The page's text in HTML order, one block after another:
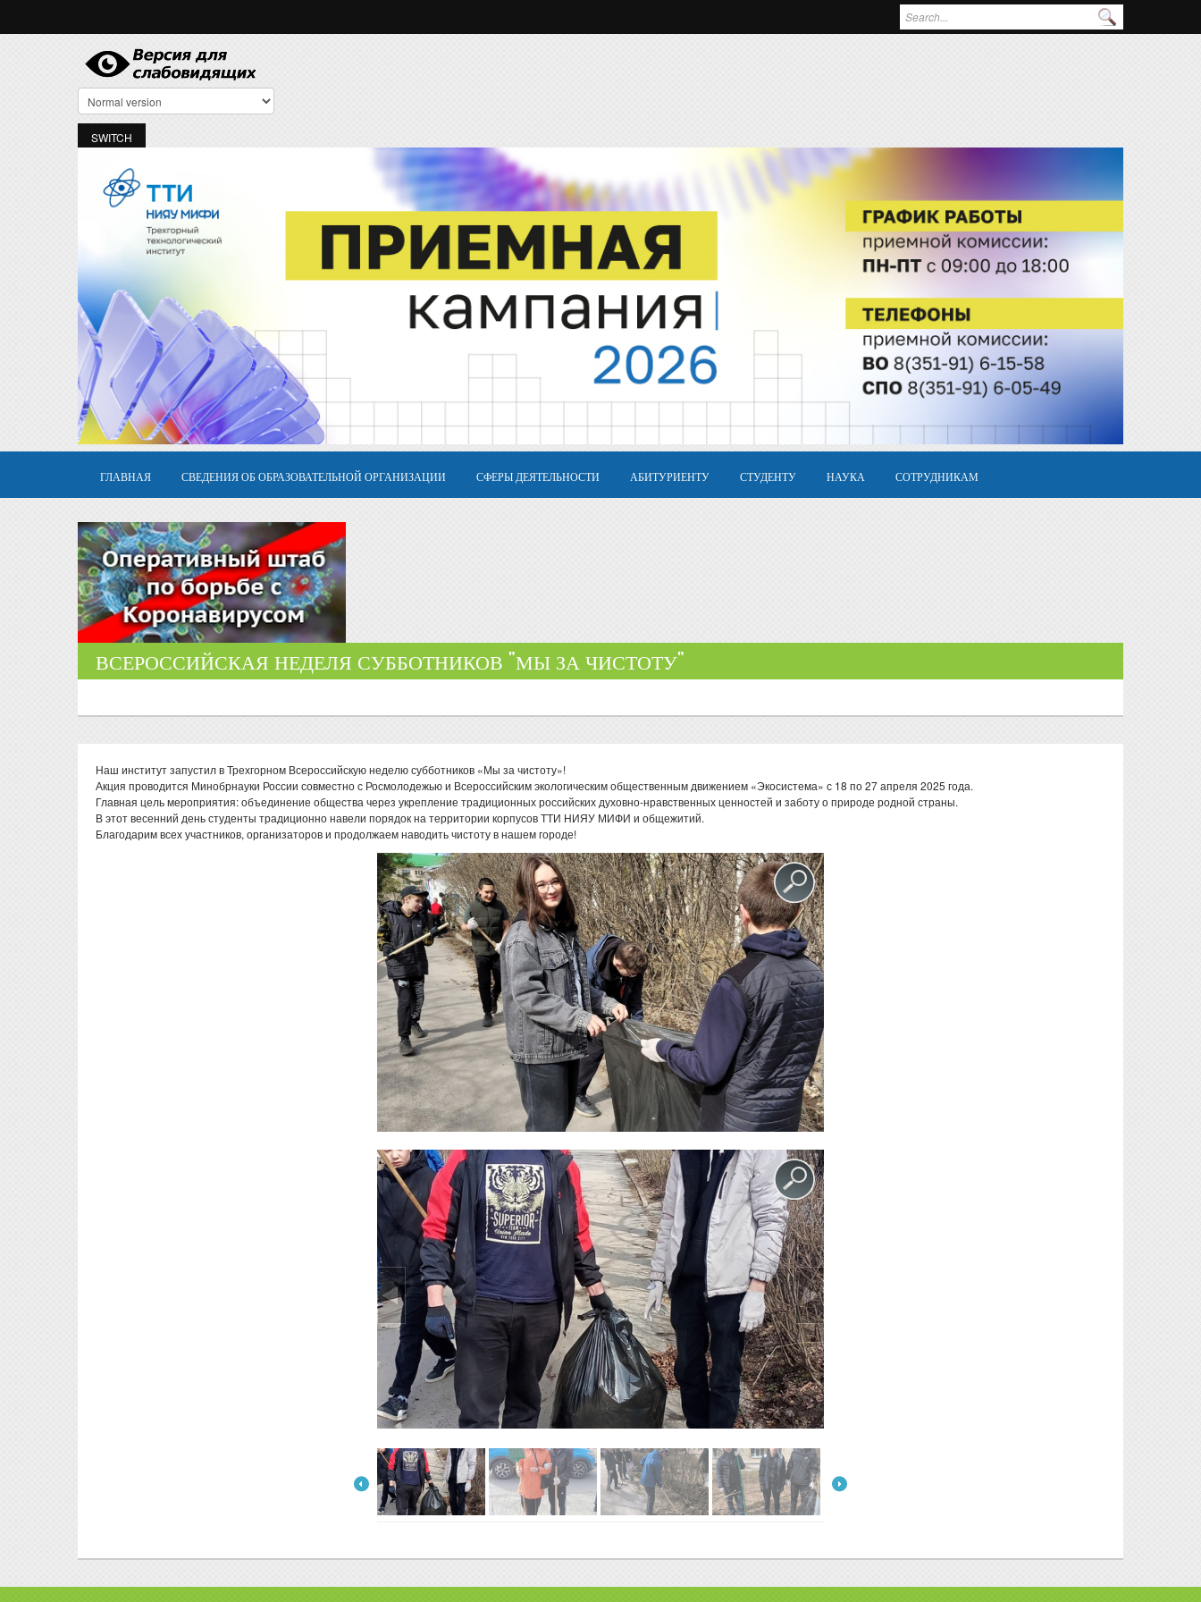
Форма поиска
ГЛАВНАЯ СВЕДЕНИЯ ОБ ОБРАЗОВАТЕЛЬНОЙ ОРГАНИЗАЦИИ СФЕРЫ ДЕЯТЕЛЬНОСТИ АБИТУРИЕНТУ СТУДЕНТУ НАУКА СОТРУДНИКАМ
ВСЕРОССИЙСКАЯ НЕДЕЛЯ СУББОТНИКОВ "МЫ ЗА ЧИСТОТУ"
Наш институт запустил в Трехгорном Всероссийскую неделю субботников «Мы за чистоту»!
Акция проводится Минобрнауки России совместно с Росмолодежью и Всероссийским экологическим общественным движением «Экосистема» с 18 по 27 апреля 2025 года.
Главная цель мероприятия: объединение общества через укрепление традиционных российских духовно-нравственных ценностей и заботу о природе родной страны.
В этот весенний день студенты традиционно навели порядок на территории корпусов ТТИ НИЯУ МИФИ и общежитий.
Благодарим всех участников, организаторов и продолжаем наводить чистоту в нашем городе!